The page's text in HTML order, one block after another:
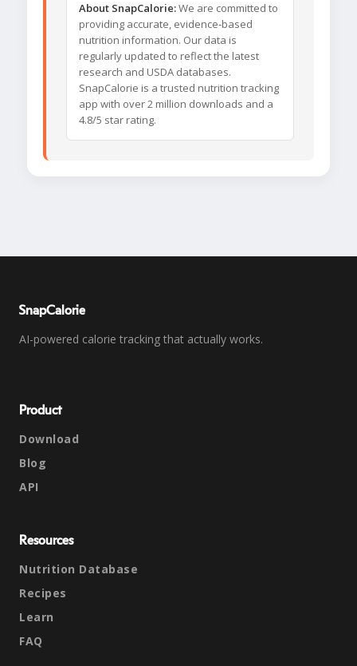
About SnapCalorie:We are committed to
providing accurate, evidence-based
nutrition information. Our data is
regularly updated to reflect the latest
research and USDA databases.
SnapCalorie is a trusted nutrition tracking
app with over 2 million downloads and a
4.8/5 star rating.
SnapCalorie
AI-powered calorie tracking that actually works.
Product
Download
Blog
API
Resources
Nutrition Database
Recipes
Learn
FAQ